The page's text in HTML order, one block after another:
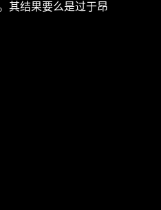
其结果要么是过于昂